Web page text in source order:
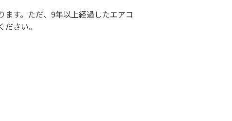
す。ただ、9年以上経過したエアコ
さい。